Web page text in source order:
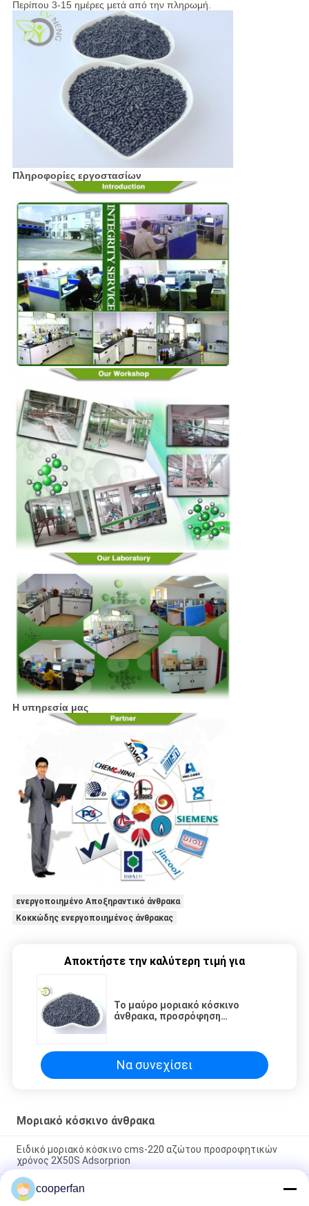
Περίπου 3-15 ημέρες μετά από την πληρωμή.
Πληροφορίες εργοστασίων
Η υπηρεσία μας
ενεργοποιημένο Αποξηραντικό άνθρακα
Κοκκώδης ενεργοποιημένος άνθρακας
Αποκτήστε την καλύτερη τιμή για
Το μαύρο μοριακό κόσκινο
άνθρακα, προσρόφηση
Να συνεχίσει
Μοριακό κόσκινο άνθρακα
Ειδικό μοριακό κόσκινο cms-220 αζώτου προσροφητικών
χρόνος 2X50S Adsorprion
Μακρύ μοριακό κόσκινο cms-240 άνθρακα ζωής υπηρεσιών
με την ισχυρή ικανότητα προσρόφησης
cooperfan